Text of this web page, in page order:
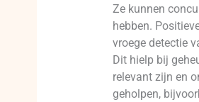
Ze kunnen
hebben.
vroege detectie
Dit hielp bij
relevant zijn en
geholpen,